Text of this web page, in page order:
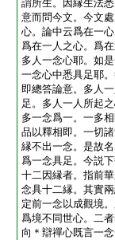
謂所生。因縁生法
意而問今文。今文
心。論中云爲在一
爲在一人之心。爲
多人一念心耶。如
一念心中悉具足耶
即總答論意。多人
足。多人一人所起
多一念爲一。一多
品以釋相即。一切
縁不出一念。是故
爲一念具足。今説
十二因縁者。指前
念具十二縁。其實
定前一念以成觀境
爲境不同世心。二
向＊辯禪心既言一